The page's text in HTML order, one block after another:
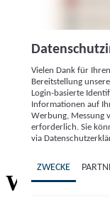
Institutional
Vielen Dank für
Bereitstellung
Login-basierte
Informationen auf
Werbung, Messung
erforderlich. Sie
via
ZWECKE